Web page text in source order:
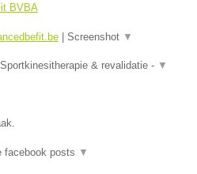
BVBA
Screenshot ▼
& revalidatie - ▼
facebook posts ▼